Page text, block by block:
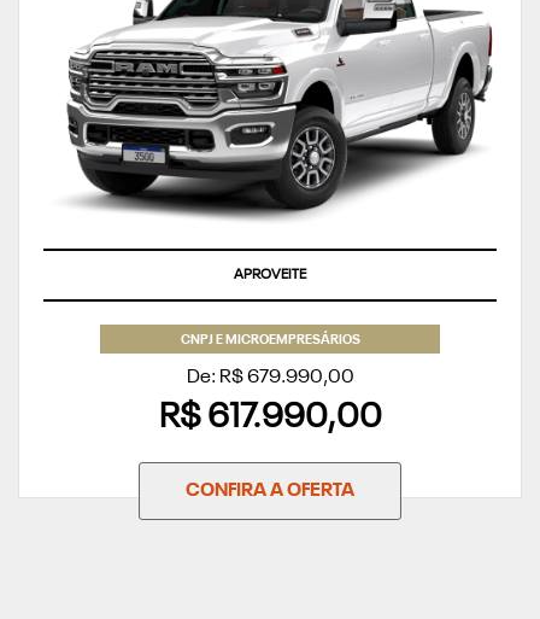
APROVEITE
CNPJ E MICROEMPRESÁRIOS
De: R$ 679.990,00
R$ 617.990,00
CONFIRA A OFERTA